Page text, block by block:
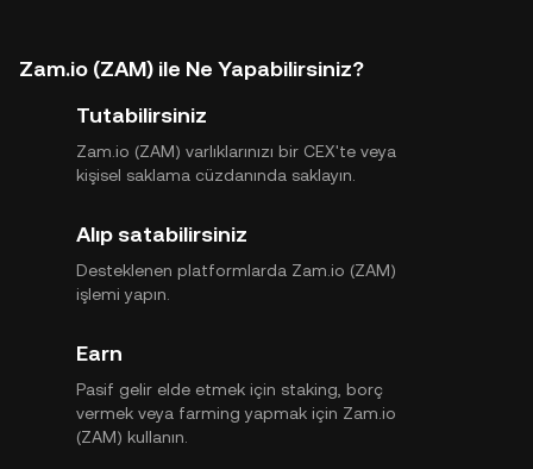
Zam.io (ZAM) ile Ne Yapabilirsiniz?
Tutabilirsiniz
Zam.io (ZAM) varlıklarınızı bir CEX'te veya
kişisel saklama cüzdanında saklayın.
Alıp satabilirsiniz
Desteklenen platformlarda Zam.io (ZAM)
işlemi yapın.
Earn
Pasif gelir elde etmek için staking, borç
vermek veya farming yapmak için Zam.io
(ZAM) kullanın.